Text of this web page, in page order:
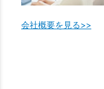
会社概要を見る>>